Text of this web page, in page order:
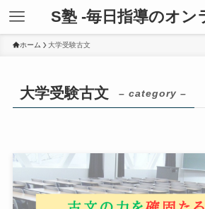
S塾 -毎日指導のオン
ホーム 大学受験古文
大学受験古文 – category –